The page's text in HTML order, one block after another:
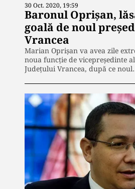
30 Oct. 2020, 19:59
Baronul Oprișan,
goală de noul
Vrancea
Marian Oprișan va avea zile
noua funcție de vicepreședinte
Județului Vrancea, după ce